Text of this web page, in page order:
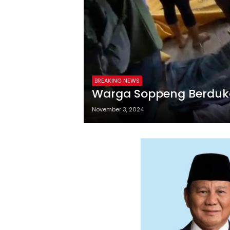
BREAKING NEWS
Warga Soppeng
November 3, 2024